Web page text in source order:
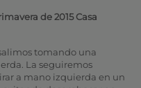
de 2015 Casa
tomando una
La seguiremos
a mano izquierda en un